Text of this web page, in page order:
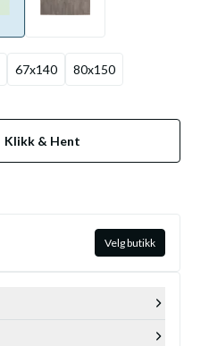
67x140 80x150
Klikk & Hent
Velg butikk